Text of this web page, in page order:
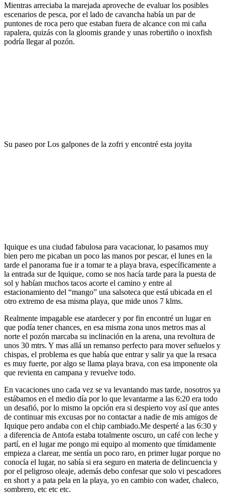
Mientras arreciaba la marejada aproveche de evaluar los posibles
escenarios de pesca, por el lado de cavancha había un par de
puntones de roca pero que estaban fuera de alcance con mi caña
rapalera, quizás con la gloomis grande y unas robertiño o inoxfish
podría llegar al pozón.
Su paseo por Los galpones de la zofri y encontré esta joyita
Iquique es una ciudad fabulosa para vacacionar, lo pasamos muy
bien pero me picaban un poco las manos por pescar, el lunes en la
tarde el panorama fue ir a tomar te a playa brava, específicamente a
la entrada sur de Iquique, como se nos hacía tarde para la puesta de
sol y habían muchos tacos acorte el camino y entre al
estacionamiento del “mango” una salsoteca que está ubicada en el
otro extremo de esa misma playa, que mide unos 7 klms.
Realmente impagable ese atardecer y por fin encontré un lugar en
que podía tener chances, en esa misma zona unos metros mas al
norte el pozón marcaba su inclinación en la arena, una revoltura de
unos 30 mtrs. Y mas allá un remanso perfecto para mover señuelos y
chispas, el problema es que había que entrar y salir ya que la resaca
es muy fuerte, por algo se llama playa brava, con esa imponente ola
que revienta en campana y revuelve todo.
En vacaciones uno cada vez se va levantando mas tarde, nosotros ya
estábamos en el medio día por lo que levantarme a las 6:20 era todo
un desafió, por lo mismo la opción era si despierto voy así que antes
de continuar mis excusas por no contactar a nadie de mis amigos de
Iquique pero andaba con el chip cambiado.Me desperté a las 6:30 y
a diferencia de Antofa estaba totalmente oscuro, un café con leche y
partí, en el lugar me pongo mi equipo al momento que tímidamente
empieza a clarear, me sentía un poco raro, en primer lugar porque no
conocía el lugar, no sabía si era seguro en materia de delincuencia y
por el peligroso oleaje, además debo confesar que solo vi pescadores
en short y a pata pela en la playa, yo en cambio con wader, chaleco,
sombrero, etc etc etc.